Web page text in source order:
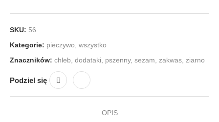
SKU: 56
Kategorie: pieczywo, wszystko
Znaczników: chleb, dodataki, pszenny, sezam, zakwas, ziarno
Podziel się
OPIS